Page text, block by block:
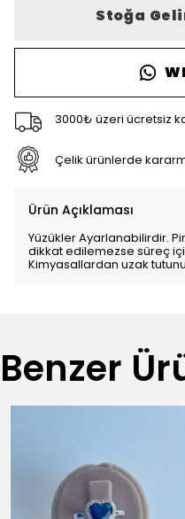
Stoğa
3000₺ üzeri ücretsiz
Çelik ürünlerde
Ürün Açıklaması
Yüzükler Ayarlanabilirdir.
dikkat edilemezse süreç
Kimyasallardan uzak
Benzer